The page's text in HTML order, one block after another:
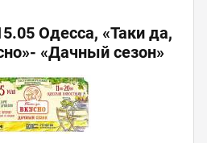
Одесса, «Таки да,
«Дачный сезон»